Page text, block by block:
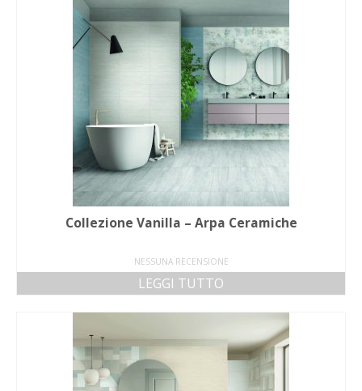
Collezione Vanilla – Arpa Ceramiche
NESSUNA RECENSIONE
LEGGI TUTTO